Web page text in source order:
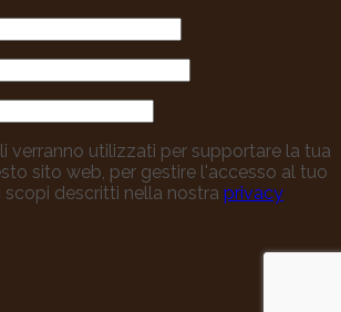
verranno utilizzati per supportare la tua
sito web, per gestire l'accesso al tuo
descritti nella nostra privacy